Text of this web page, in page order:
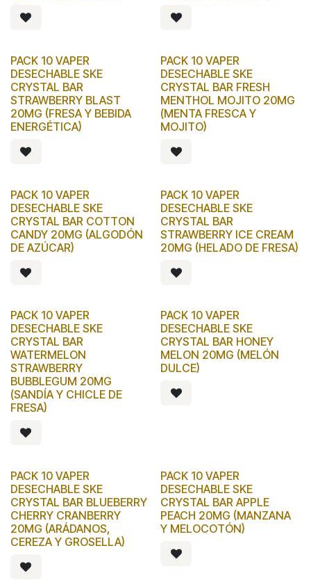
PACK 10 VAPER
DESECHABLE SKE
CRYSTAL BAR
STRAWBERRY BLAST
20MG (FRESA Y BEBIDA
ENERGÉTICA)
PACK 10 VAPER
DESECHABLE SKE
CRYSTAL BAR FRESH
MENTHOL MOJITO 20MG
(MENTA FRESCA Y
MOJITO)
PACK 10 VAPER
DESECHABLE SKE
CRYSTAL BAR COTTON
CANDY 20MG (ALGODÓN
DE AZÚCAR)
PACK 10 VAPER
DESECHABLE SKE
CRYSTAL BAR
STRAWBERRY ICE CREAM
20MG (HELADO DE FRESA)
PACK 10 VAPER
DESECHABLE SKE
CRYSTAL BAR
WATERMELON
STRAWBERRY
BUBBLEGUM 20MG
(SANDÍA Y CHICLE DE
FRESA)
PACK 10 VAPER
DESECHABLE SKE
CRYSTAL BAR HONEY
MELON 20MG (MELÓN
DULCE)
PACK 10 VAPER
DESECHABLE SKE
CRYSTAL BAR BLUEBERRY
CHERRY CRANBERRY
20MG (ARÁDANOS,
CEREZA Y GROSELLA)
PACK 10 VAPER
DESECHABLE SKE
CRYSTAL BAR APPLE
PEACH 20MG (MANZANA
Y MELOCOTÓN)